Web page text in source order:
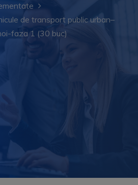
de transport public urban–
faza 1 (30 buc)